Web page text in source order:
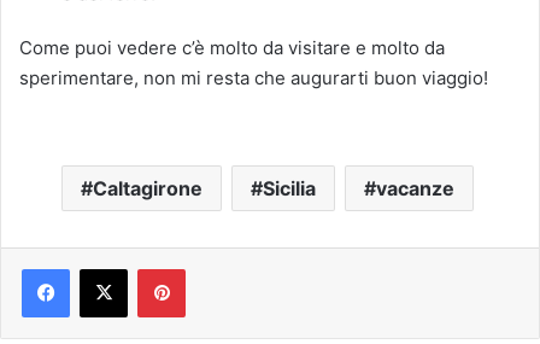
Come puoi vedere c’è molto da visitare e molto da
sperimentare, non mi resta che augurarti buon viaggio!
Caltagirone Sicilia vacanze
Pinterest